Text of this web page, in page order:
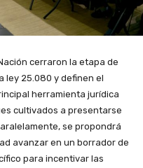
cerraron la etapa de
ley 25.080 y definen el
herramienta jurídica
cultivados a presentarse
se propondrá
avanzar en un borrador de
para incentivar las